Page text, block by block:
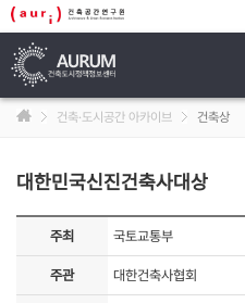
건축·도시공간 아카이브 건축상
대한민국신진건축사대상
주최 국토교통부
주관 대한건축사협회